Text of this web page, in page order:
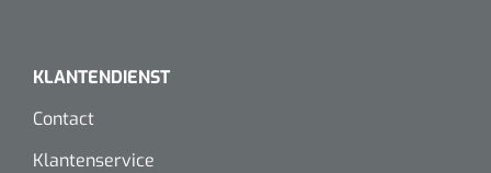
KLANTENDIENST
Contact
Klantenservice